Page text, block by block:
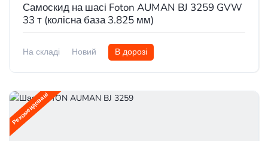
Самоскид на шасі Foton AUMAN BJ 3259 GVW
33 т (колісна база 3.825 мм)
На складі Новий В дорозі
Рекомендовані